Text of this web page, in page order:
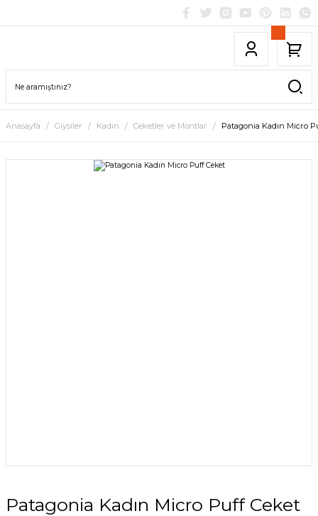
Anasayfa Giysiler Kadın Ceketler ve Montlar Patagonia Kadın Micro
Patagonia Kadın Micro Puff Ceket